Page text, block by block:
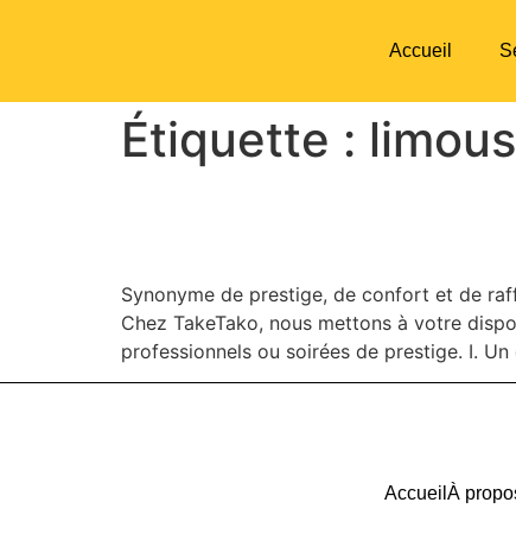
Accueil
Étiquette :
Synonyme de prestige, de confort et de
Chez TakeTako, nous mettons à votre
professionnels ou soirées de prestige. I.
Accueil À